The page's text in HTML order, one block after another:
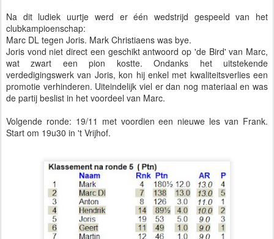
Na dit ludiek uurtje werd er één wedstrijd gespeeld van het
clubkampioenschap:
Marc DL tegen Joris. Mark Christiaens was bye.
Joris vond niet direct een geschikt antwoord op 'de Bird' van Marc,
wat zwart een pion kostte. Ondanks het uitstekende
verdedigingswerk van Joris, kon hij enkel met kwaliteitsverlies een
promotie verhinderen. Uiteindelijk viel er dan nog materiaal en was
de partij beslist in het voordeel van Marc.
Volgende ronde: 19/11 met voordien een nieuwe les van Frank.
Start om 19u30 in 't Vrijhof.